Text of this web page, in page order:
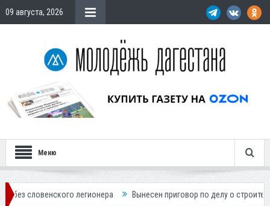
09 августа, 2026
Меню
легионера Вынесен приговор по делу о строительстве